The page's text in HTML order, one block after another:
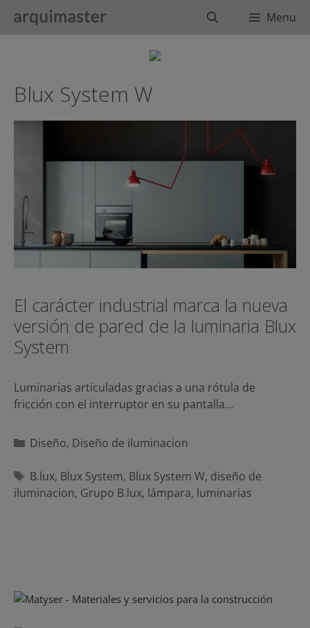
BuscarMenu
Blux System W
El carácter industrial marca la nueva
versión de pared de la luminaria Blux
System
Luminarias articuladas gracias a una rótula de
fricción con el interruptor en su pantalla…
Categorías
Diseño, Diseño de iluminacion
Etiquetas
B.lux, Blux System, Blux System W, diseño de
iluminacion, Grupo B.lux, lámpara, luminarias